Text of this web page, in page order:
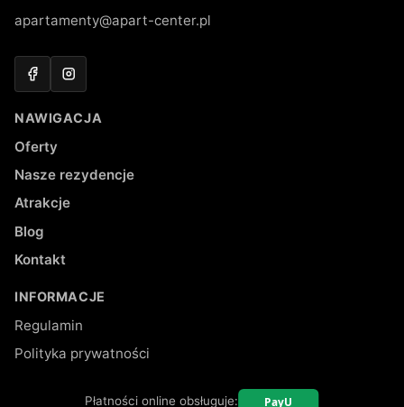
apartamenty@apart-center.pl
FacebookInstagram
NAWIGACJA
Oferty
Nasze rezydencje
Atrakcje
Blog
Kontakt
INFORMACJE
Regulamin
Polityka prywatności
Płatności online obsługuje: